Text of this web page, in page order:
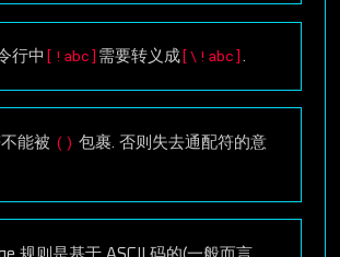
行中 [!abc] 需要转义成[\!abc]
能被 () 包裹. 否则失去通配符的意